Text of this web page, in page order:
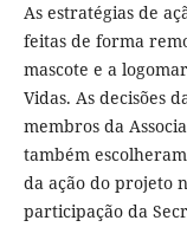
As estratégias de
feitas de forma
mascote e a
Vidas. As decisões
membros da
também
da ação do projeto
participação da